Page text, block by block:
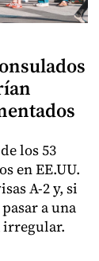
los 53
en EE.UU.
A-2 y, si
a una